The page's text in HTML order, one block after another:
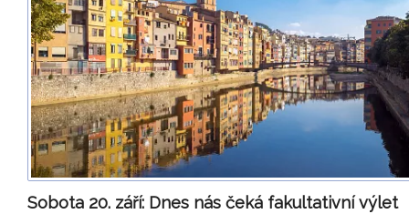
Sobota 20. září: Dnes nás čeká fakultativní výlet